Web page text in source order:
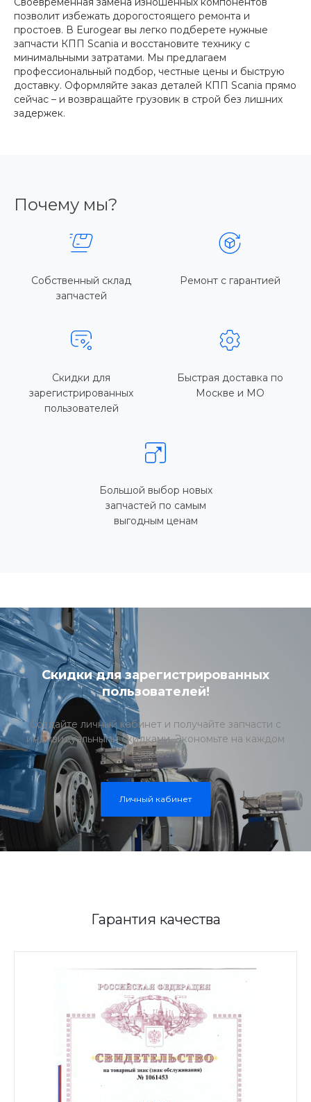
позволит избежать дорогостоящего ремонта и
простоев. В Eurogear вы легко подберете нужные
запчасти КПП Scania и восстановите технику с
минимальными затратами. Мы предлагаем
профессиональный подбор, честные цены и быструю
доставку. Оформляйте заказ деталей КПП Scania прямо
сейчас – и возвращайте грузовик в строй без лишних
задержек.
Почему мы?
Собственный склад
запчастей
Ремонт с гарантией
Скидки для
зарегистрированных
пользователей
Быстрая доставка по
Москве и МО
Большой выбор новых
запчастей по самым
выгодным ценам
Скидки для зарегистрированных
пользователей!
Создайте личный кабинет и получайте запчасти с
индивидуальными скидками. Экономьте на каждом
заказе!
Личный кабинет
Гарантия качества